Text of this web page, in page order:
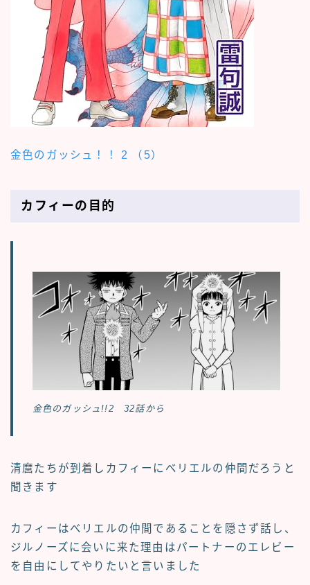
金色のガッシュ！！ 2 （5）
カフィーの目的
金色のガッシュ!!2 32話から
清麿たちが到着しカフィーにべリエルの仲間だろうと
聞きます
カフィーはべリエルの仲間であることを隠さず話し、
ジルノーズに会いに来た理由はパートナーのエレビー
を自由にしてやりたいと言いました